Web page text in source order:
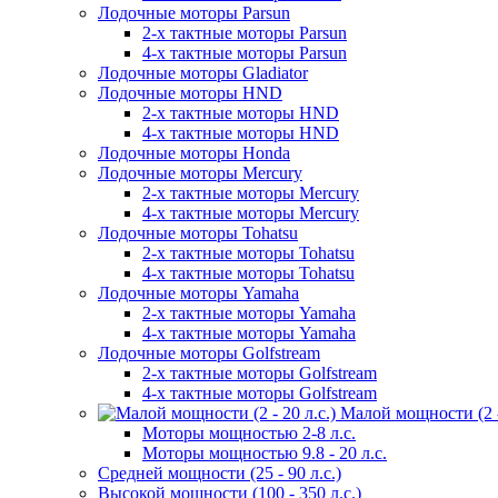
Лодочные моторы Parsun
2-х тактные моторы Parsun
4-х тактные моторы Parsun
Лодочные моторы Gladiator
Лодочные моторы HND
2-х тактные моторы HND
4-х тактные моторы HND
Лодочные моторы Honda
Лодочные моторы Mercury
2-х тактные моторы Mercury
4-х тактные моторы Mercury
Лодочные моторы Tohatsu
2-х тактные моторы Tohatsu
4-х тактные моторы Tohatsu
Лодочные моторы Yamaha
2-х тактные моторы Yamaha
4-х тактные моторы Yamaha
Лодочные моторы Golfstream
2-х тактные моторы Golfstream
4-х тактные моторы Golfstream
Малой мощности (2
Моторы мощностью 2-8 л.с.
Моторы мощностью 9.8 - 20 л.с.
Средней мощности (25 - 90 л.с.)
Высокой мощности (100 - 350 л.с.)